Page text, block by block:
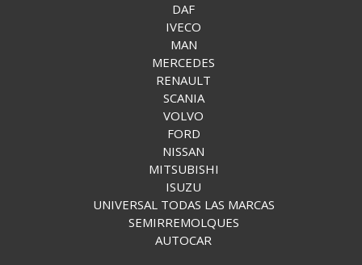
DAF
IVECO
MAN
MERCEDES
RENAULT
SCANIA
VOLVO
FORD
NISSAN
MITSUBISHI
ISUZU
UNIVERSAL TODAS LAS MARCAS
SEMIRREMOLQUES
AUTOCAR